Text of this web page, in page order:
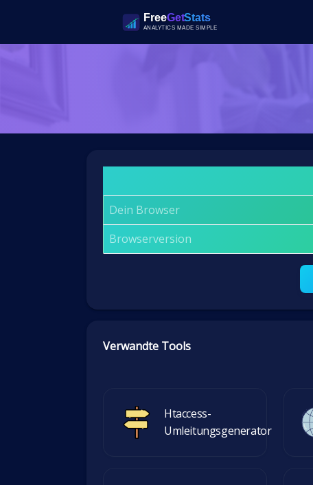
Dein Browser
Browserversion
Verwandte Tools
Htaccess-
Umleitungsgenerator